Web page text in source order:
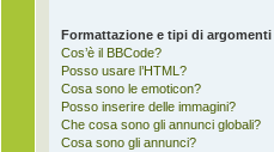
Formattazione e tipi di argomenti
Cos’è il BBCode?
Posso usare l’HTML?
Cosa sono le emoticon?
Posso inserire delle immagini?
Che cosa sono gli annunci globali?
Cosa sono gli annunci?